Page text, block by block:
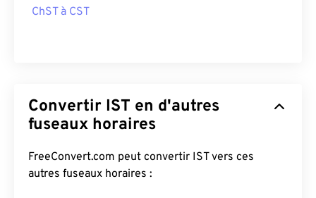
ChST à CST
Convertir IST en d'autres
fuseaux horaires
FreeConvert.com peut convertir IST vers ces
autres fuseaux horaires :